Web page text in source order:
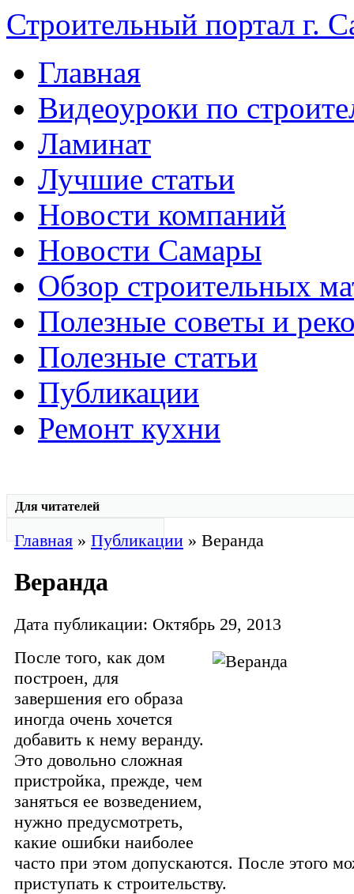
Строительный портал г.
Главная
Видеоуроки по
Ламинат
Лучшие статьи
Новости компаний
Новости Самары
Обзор строительных
Полезные советы и
Полезные статьи
Публикации
Ремонт кухни
Для читателей
Главная»Публикации » Веранда
Веранда
Дата публикации: Октябрь 29, 2013
После того, как дом
построен, для
завершения его образа
иногда очень хочется
добавить к нему веранду.
Это довольно сложная
пристройка, прежде, чем
заняться ее возведением,
нужно предусмотреть,
какие ошибки наиболее
часто при этом допускаются. После этого
приступать к строительству.